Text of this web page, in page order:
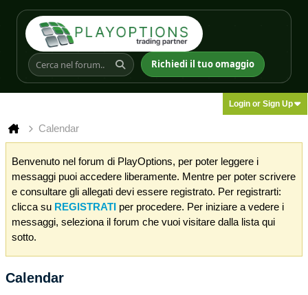
Richiedi il tuo omaggio
Login or Sign Up
Calendar
Benvenuto nel forum di PlayOptions, per poter leggere i
messaggi puoi accedere liberamente. Mentre per poter scrivere
e consultare gli allegati devi essere registrato. Per registrarti:
clicca su REGISTRATI per procedere. Per iniziare a vedere i
messaggi, seleziona il forum che vuoi visitare dalla lista qui
sotto.
Calendar